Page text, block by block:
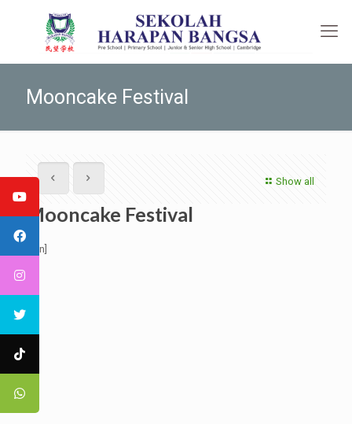
Mooncake Festival
Show all
Mooncake Festival
[:en]